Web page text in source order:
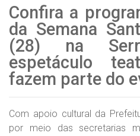
Confira a
da Semana
(28) na
espetáculo
fazem parte do
Com apoio cultural da
por meio das secretarias